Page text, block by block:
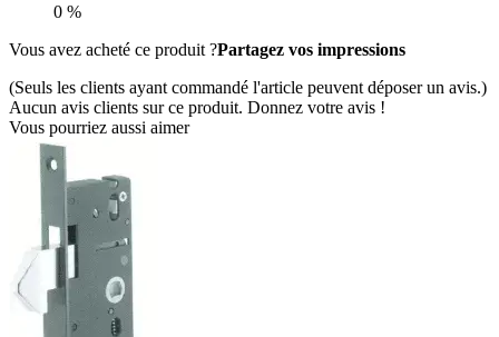
0 %
Vous avez acheté ce produit ?Partagez vos impressions
(Seuls les clients ayant commandé l'article peuvent déposer un avis.)
Aucun avis clients sur ce produit. Donnez votre avis !
Vous pourriez aussi aimer